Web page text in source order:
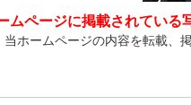
ムページに掲載されている
当ホームページの内容を転載、